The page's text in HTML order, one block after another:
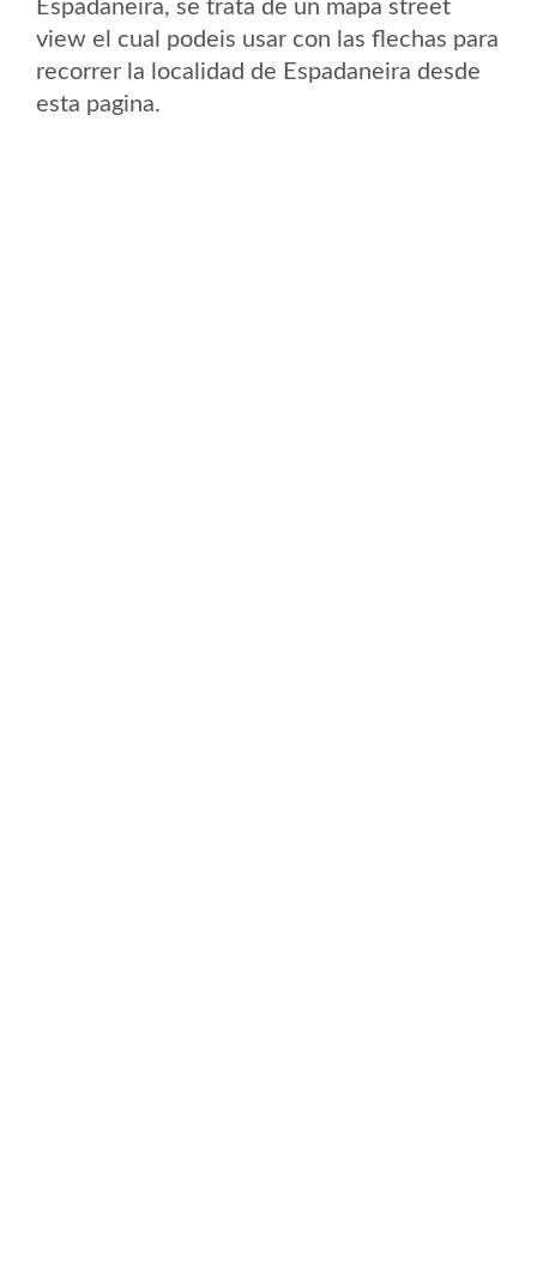
Espadaneira, se trata de un mapa street
view el cual podeis usar con las flechas para
recorrer la localidad de Espadaneira desde
esta pagina.